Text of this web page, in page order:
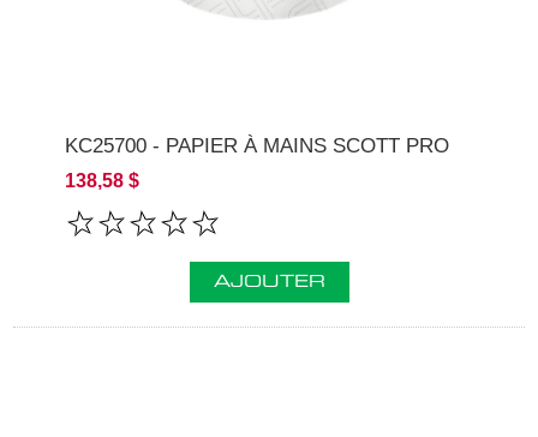
KC25700 - PAPIER À MAINS SCOTT PRO
138,58 $
AJOUTER